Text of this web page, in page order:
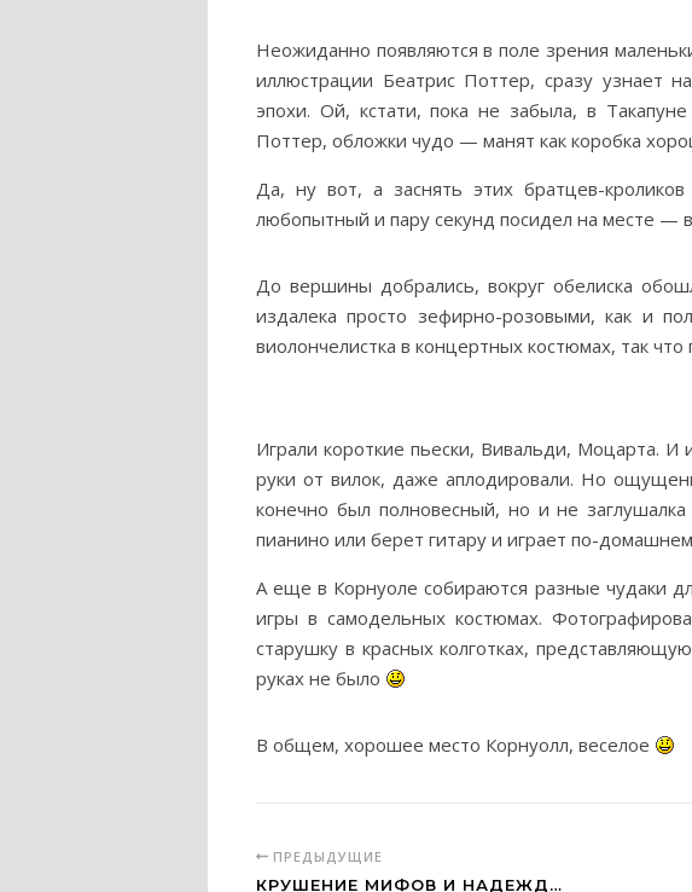
Неожиданно появляются в поле зрения
иллюстрации Беатрис Поттер, сразу узнает
эпохи. Ой, кстати, пока не забыла, в
Поттер, обложки чудо — манят как коробка
Да, ну вот, а заснять этих братцев-
любопытный и пару секунд посидел на месте —
До вершины добрались, вокруг обелиска
издалека просто зефирно-розовыми, как и
виолончелистка в концертных костюмах, так
Играли короткие пьески, Вивальди, Моцарта. И
руки от вилок, даже аплодировали. Но
конечно был полновесный, но и не
пианино или берет гитару и играет по-
А еще в Корнуоле собираются разные чудаки
игры в самодельных костюмах.
старушку в красных колготках,
руках не было
В общем, хорошее место Корнуолл, веселое
ПРЕДЫДУЩИЕ
КРУШЕНИЕ МИФОВ И НАДЕЖД…